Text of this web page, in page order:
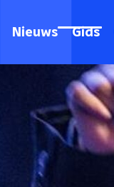
Nieuws Gids